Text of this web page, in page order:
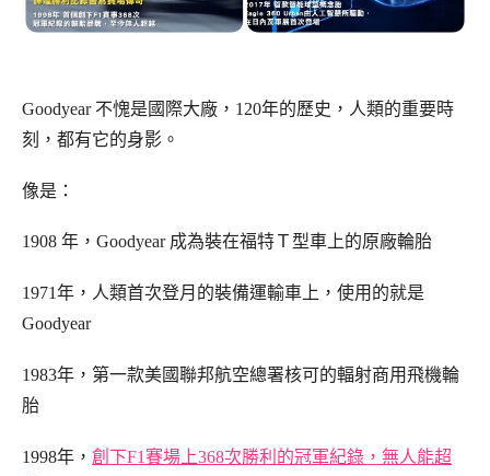
Goodyear 不愧是國際大廠，120年的歷史，人類的重要時
刻，都有它的身影。
像是：
1908 年，Goodyear 成為裝在福特Ｔ型車上的原廠輪胎
1971年，人類首次登月的裝備運輸車上，使用的就是
Goodyear
1983年，第一款美國聯邦航空總署核可的輻射商用飛機輪
胎
1998年， 創下F1賽場上368次勝利的冠軍紀錄，無人能超